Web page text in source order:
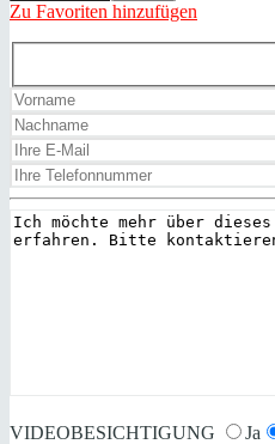
Zu Favoriten hinzufügen
VIDEOBESICHTIGUNG Ja